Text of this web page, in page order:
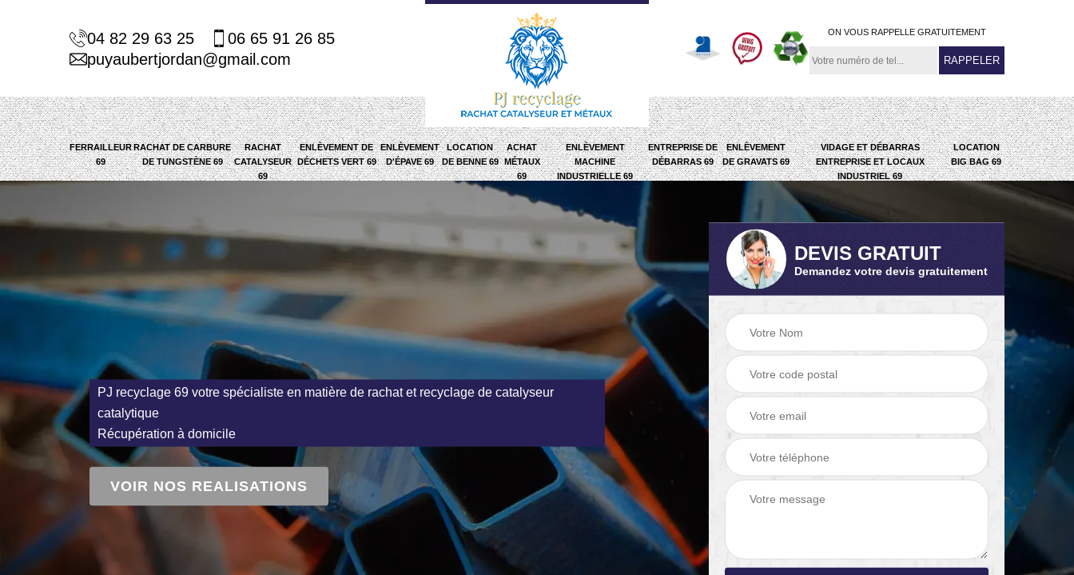
04 82 29 63 25
06 65 91 26 85
puyaubertjordan@gmail.com
ON VOUS RAPPELLE GRATUITEMENT
FERRAILLEUR
69
RACHAT DE CARBURE
DE TUNGSTÈNE 69
RACHAT
CATALYSEUR
69
ENLÈVEMENT DE
DÉCHETS VERT 69
ENLÈVEMENT
D'ÉPAVE 69
LOCATION
DE BENNE 69
ACHAT
MÉTAUX
69
ENLÈVEMENT
MACHINE
INDUSTRIELLE 69
ENTREPRISE DE
DÉBARRAS 69
ENLÈVEMENT
DE GRAVATS 69
VIDAGE ET DÉBARRAS
ENTREPRISE ET LOCAUX
INDUSTRIEL 69
LOCATION
BIG BAG 69
PJ recyclage 69 votre spécialiste en matière de rachat et recyclage de catalyseur
catalytique
Récupération à domicile
VOIR NOS REALISATIONS
DEVIS GRATUIT
Demandez votre devis gratuitement